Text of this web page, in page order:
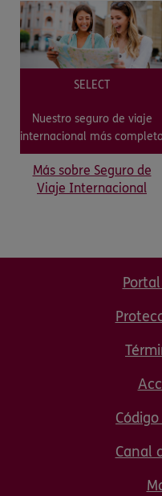
SELECT
Nuestro seguro de viaje
internacional más
Más sobre Seguro de
Viaje Internacional
Canal